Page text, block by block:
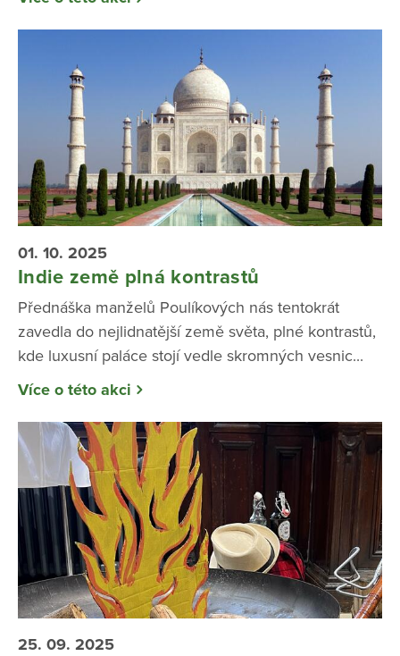
01. 10. 2025
Indie země plná kontrastů
Přednáška manželů Poulíkových nás tentokrát
zavedla do nejlidnatější země světa, plné kontrastů,
kde luxusní paláce stojí vedle skromných vesnic...
Více o této akci
25. 09. 2025